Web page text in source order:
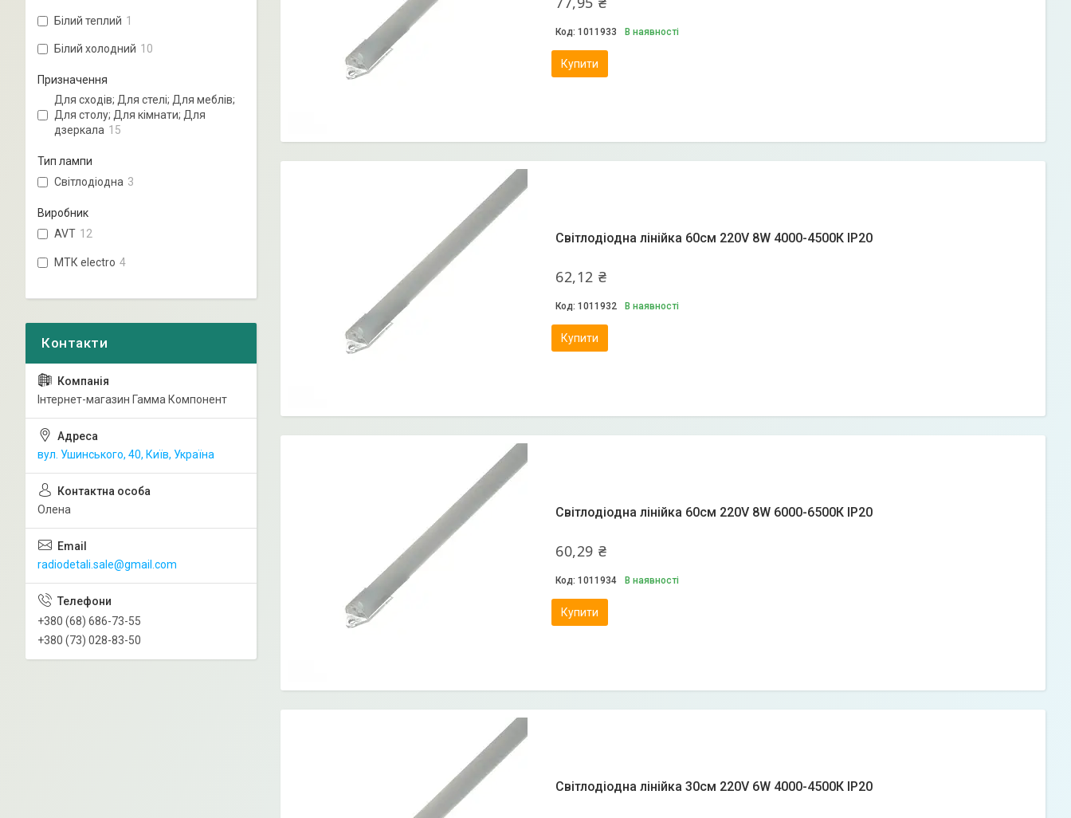
1011933 В наявності
Купити
Світлодіодна лінійка 60см 220V 8W 4000-4500К IP20
62,12 ₴
1011932 В наявності
Купити
Світлодіодна лінійка 60см 220V 8W 6000-6500К IP20
60,29 ₴
1011934 В наявності
Купити
Світлодіодна лінійка 30см 220V 6W 4000-4500К IP20
Білий теплий 1
Білий холодний 10
Призначення
Для сходів; Для стелі; Для меблів;
Для столу; Для кімнати; Для
дзеркала 15
Тип лампи
Світлодіодна 3
Виробник
AVT 12
МТК electro 4
Інтернет-магазин Гамма Компонент
вул. Ушинського, 40, Київ, Україна
Олена
radiodetali.sale@gmail.com
+380 (68) 686-73-55
+380 (73) 028-83-50